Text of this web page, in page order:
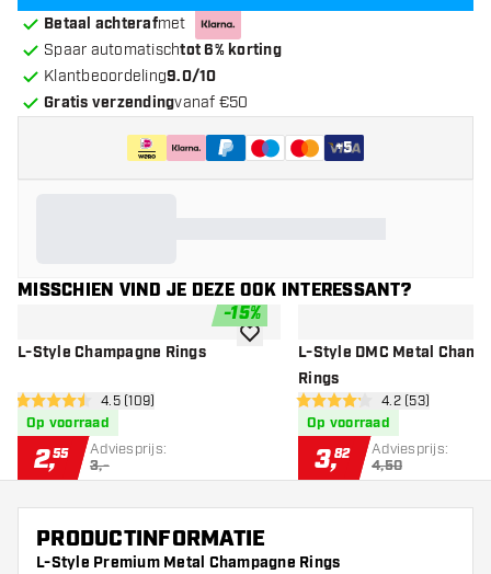
Betaal achterafmet
Spaar automatischtot 6% korting
Klantbeoordeling9.0/10
Gratis verzendingvanaf €50
+5
MISSCHIEN VIND JE DEZE OOK INTERESSANT?
-15%
L-Style Champagne Rings
open reviews drawer
4.5 score sterren4.5 (109)
Op voorraad
2,55 Adviesprijs:
3,-
toevoegen aan verlanglijst
L-Style DMC Metal
Rings
open reviews
4.2 score sterren4.2 (53)
Op voorraad
3,82 Adviesprijs:
4,50
PRODUCTINFORMATIE
L-Style Premium Metal Champagne Rings